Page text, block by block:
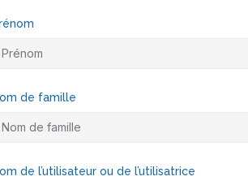
de famille
de l’utilisateur ou de l’utilisatrice